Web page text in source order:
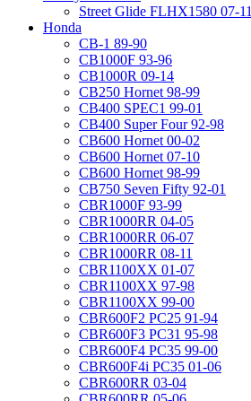
Street Glide FLHX1580 07-11
Honda
CB-1 89-90
CB1000F 93-96
CB1000R 09-14
CB250 Hornet 98-99
CB400 SPEC1 99-01
CB400 Super Four 92-98
CB600 Hornet 00-02
CB600 Hornet 07-10
CB600 Hornet 98-99
CB750 Seven Fifty 92-01
CBR1000F 93-99
CBR1000RR 04-05
CBR1000RR 06-07
CBR1000RR 08-11
CBR1100XX 01-07
CBR1100XX 97-98
CBR1100XX 99-00
CBR600F2 PC25 91-94
CBR600F3 PC31 95-98
CBR600F4 PC35 99-00
CBR600F4i PC35 01-06
CBR600RR 03-04